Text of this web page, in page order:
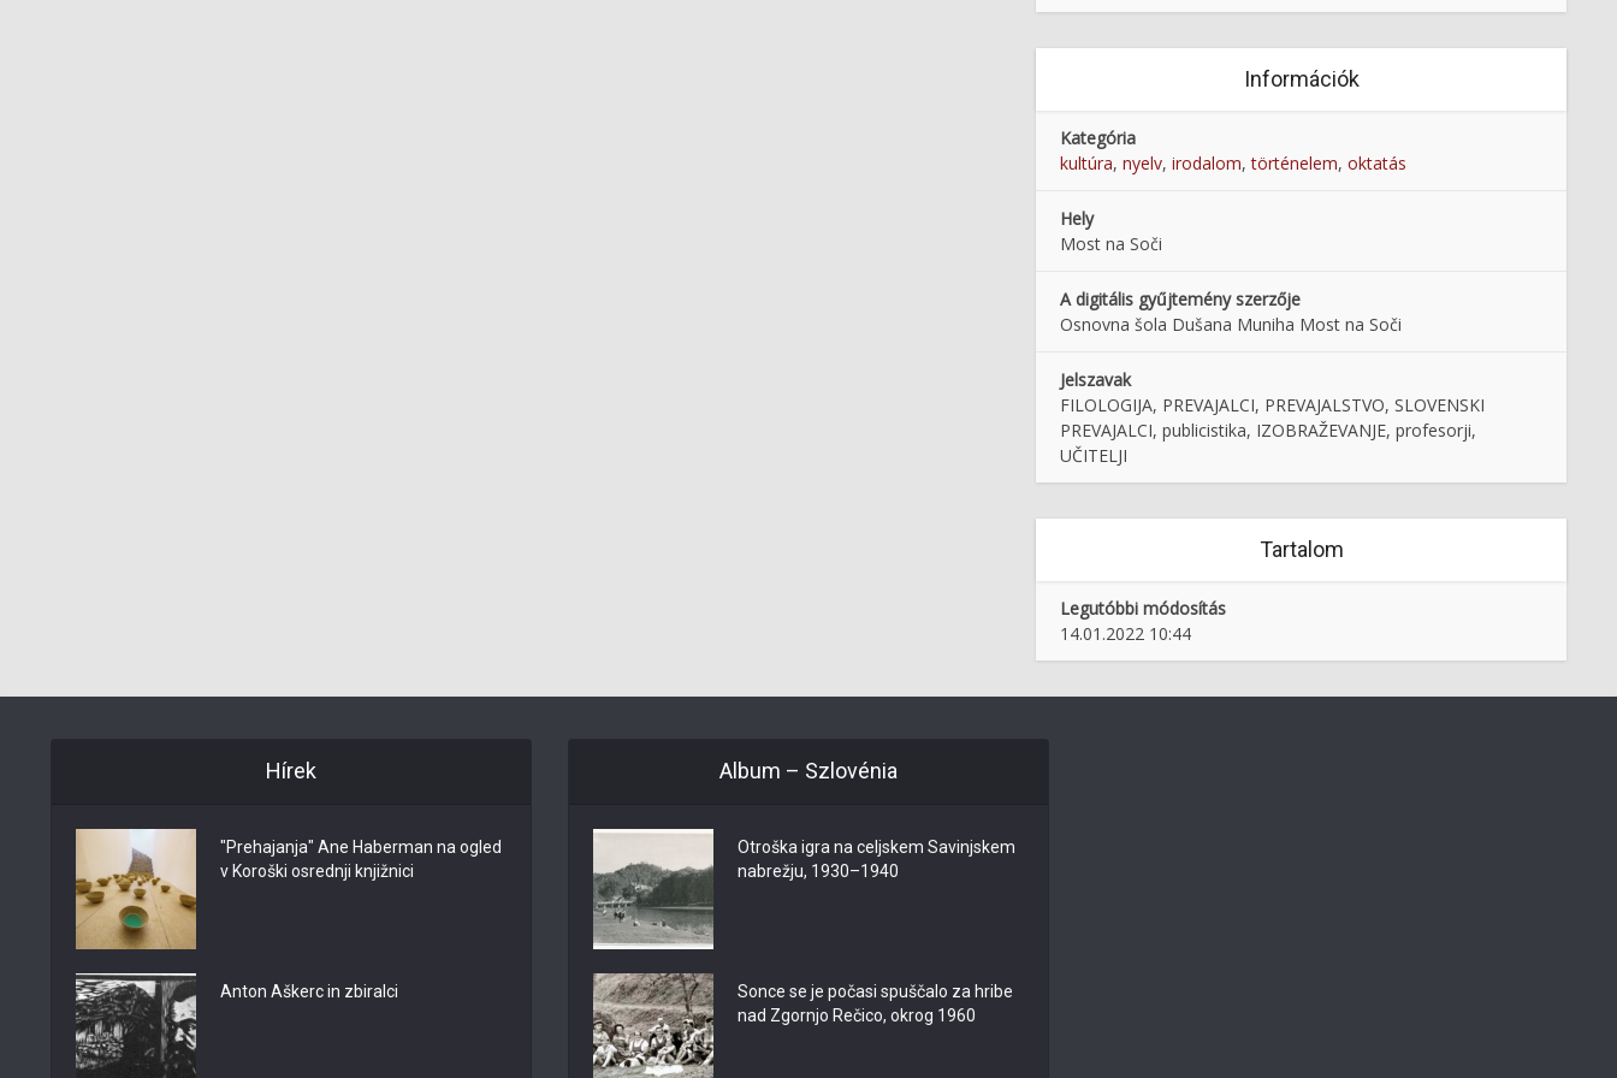
Információk
Kategória
kultúra, nyelv, irodalom,történelem, oktatás
Hely
Most na Soči
A digitális gyűjtemény szerzője
Osnovna šola Dušana Muniha Most na Soči
Jelszavak
FILOLOGIJA, PREVAJALCI, PREVAJALSTVO, SLOVENSKI
PREVAJALCI, publicistika, IZOBRAŽEVANJE, profesorji,
UČITELJI
Tartalom
Legutóbbi módosítás
14.01.2022 10:44
Hírek
"Prehajanja" Ane Haberman na ogled
v Koroški osrednji knjižnici
Anton Aškerc in zbiralci
Album – Szlovénia
Otroška igra na celjskem Savinjskem
nabrežju, 1930–1940
Sonce se je počasi spuščalo za hribe
nad Zgornjo Rečico, okrog 1960